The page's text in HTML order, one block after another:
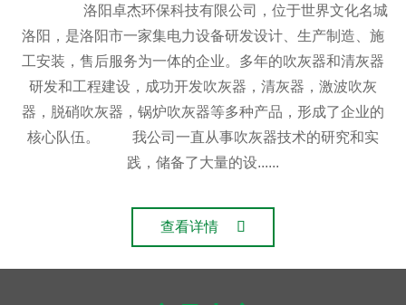
洛阳卓杰环保科技有限公司，位于世界文化名城
洛阳，是洛阳市一家集电力设备研发设计、生产制造、施
工安装，售后服务为一体的企业。多年的吹灰器和清灰器
研发和工程建设，成功开发吹灰器，清灰器，激波吹灰
器，脱硝吹灰器，锅炉吹灰器等多种产品，形成了企业的
核心队伍。 我公司一直从事吹灰器技术的研究和实
践，储备了大量的设......
查看详情
1、利用优良的产品质量及价格，在需求市场扩大份额。
2、生产通过专业的技术工人及设施，快速而严格的为客户提
供所需产品。
3、具有竞争力的市场地位 公司的因产品质量高而得到的品牌
认同，完善的研发实体，维持着与客户间的长期关系。
4、公司品牌得到认可，对公司业务产生了好的影响。
5、高素质的管理团队 管理人才拥有广泛而深入的行业知识，
直致力于在公司的增长过程中维持保守的财务政策。